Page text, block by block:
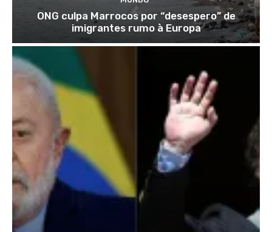
ONG culpa Marrocos por “desespero” de
imigrantes rumo à Europa